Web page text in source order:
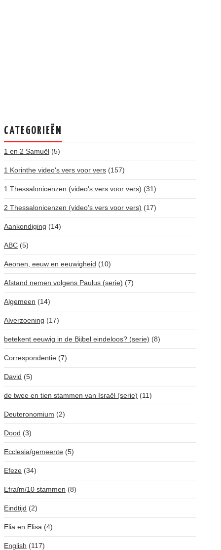
CATEGORIEËN
1 en 2 Samuël (5)
1 Korinthe video's vers voor vers (157)
1 Thessalonicenzen (video's vers voor vers) (31)
2 Thessalonicenzen (video's vers voor vers) (17)
Aankondiging (14)
ABC (5)
Aeonen, eeuw en eeuwigheid (10)
Afstand nemen volgens Paulus (serie) (7)
Algemeen (14)
Alverzoening (17)
betekent eeuwig in de Bijbel eindeloos? (serie) (8)
Correspondentie (7)
David (5)
de twee en tien stammen van Israël (serie) (11)
Deuteronomium (2)
Dood (3)
Ecclesia/gemeente (5)
Efeze (34)
Efraïm/10 stammen (8)
Eindtijd (2)
Elia en Elisa (4)
English (117)